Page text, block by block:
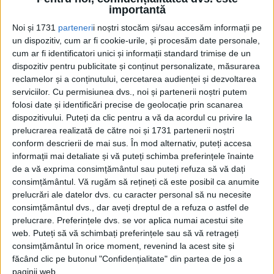
importantă
Noi și 1731 partenerii noștri stocăm și/sau accesăm informații pe
un dispozitiv, cum ar fi cookie-urile, și procesăm date personale,
cum ar fi identificatori unici și informații standard trimise de un
dispozitiv pentru publicitate și conținut personalizate, măsurarea
reclamelor și a conținutului, cercetarea audienței și dezvoltarea
serviciilor. Cu permisiunea dvs., noi și partenerii noștri putem
folosi date și identificări precise de geolocație prin scanarea
dispozitivului. Puteți da clic pentru a vă da acordul cu privire la
prelucrarea realizată de către noi și 1731 partenerii noștri
conform descrierii de mai sus. În mod alternativ, puteți accesa
informații mai detaliate și vă puteți schimba preferințele înainte
de a vă exprima consimțământul sau puteți refuza să vă dați
consimțământul. Vă rugăm să rețineți că este posibil ca anumite
prelucrări ale datelor dvs. cu caracter personal să nu necesite
consimțământul dvs., dar aveți dreptul de a refuza o astfel de
prelucrare. Preferințele dvs. se vor aplica numai acestui site
web. Puteți să vă schimbați preferințele sau să vă retrageți
consimțământul în orice moment, revenind la acest site și
făcând clic pe butonul "Confidențialitate" din partea de jos a
paginii web.
Abdallah al II-lea, vlăstar al dinastiei haşemite, vedea lumina
Cea mai mare revistă de istorie din Europa!.
Media KIT
PORTOFOLIU
Capital
Evenimentul Zilei